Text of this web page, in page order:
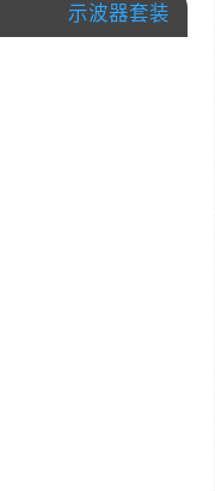
示波器套装